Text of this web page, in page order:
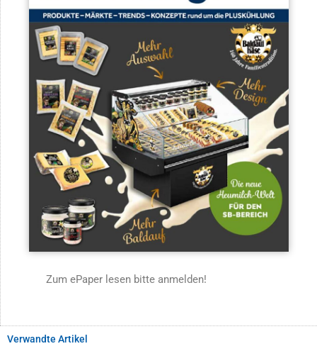
Zum ePaper lesen bitte anmelden!
Verwandte Artikel